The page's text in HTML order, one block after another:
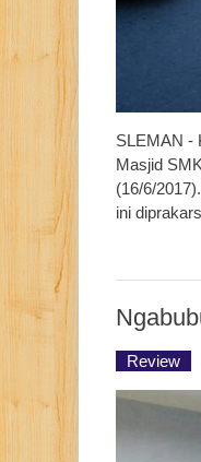
SLEMAN -
Masjid
(16/6/
ini
Review